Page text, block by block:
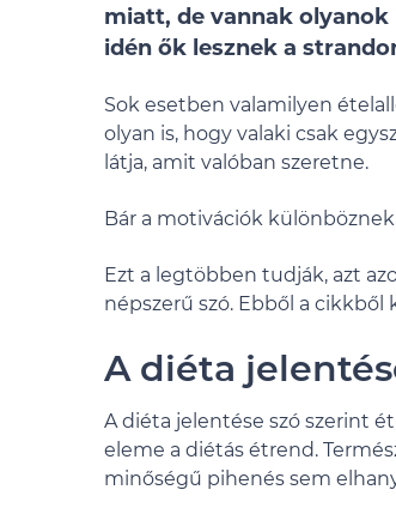
miatt, de vannak
idén ők lesznek a
Sok esetben valamilyen
olyan is, hogy valaki csak
látja, amit valóban szeretne.
Bár a motivációk
Ezt a legtöbben tudják, azt
népszerű szó. Ebből a cikkből
A diéta
A diéta jelentése szó szerint
eleme a diétás étrend.
minőségű pihenés sem